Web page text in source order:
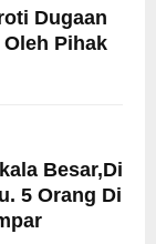
Dugaan
Pihak
Besar,Di
5 Orang Di